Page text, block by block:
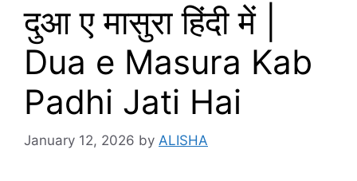
दुआ ए मासुरा हिंदी में |
Dua e Masura Kab
Padhi Jati Hai
January 12, 2026 by ALISHA